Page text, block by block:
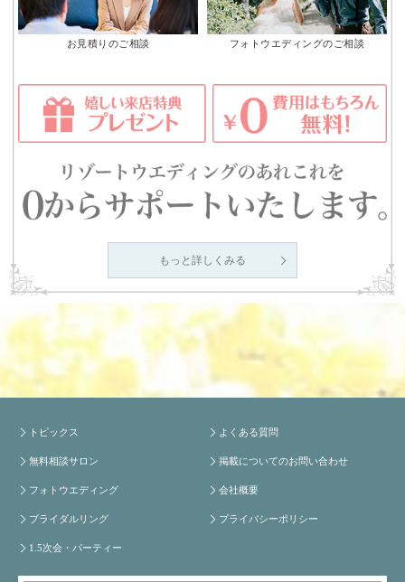
お見積りのご相談 フォトウエディングのご相談
もっと詳しくみる
トピックス
無料相談サロン
フォトウエディング
ブライダルリング
1.5次会・パーティー
よくある質問
掲載についてのお問い合わせ
会社概要
プライバシーポリシー